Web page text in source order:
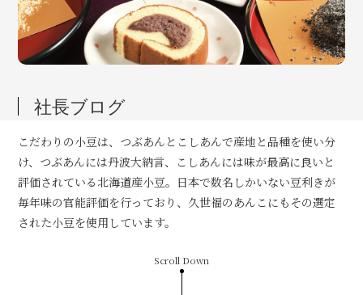
社長ブログ
こだわりの小豆は、つぶあんとこしあんで産地と品種を使い分
け、つぶあんには丹波大納言、こしあんには味が最高に良いと
評価されている北海道産小豆。日本で数名しかいない豆利きが
毎年味の官能評価を行っており、久世福のあんこにもその選定
された小豆を使用しています。
Scroll Down